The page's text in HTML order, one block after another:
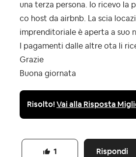
una terza persona. Io ricevo la
co host da airbnb. La scia
imprenditoriale è aperta a suo
I pagamenti dalle altre ota li
Grazie
Buona giornata
Risolto!Vai alla Risposta
Rispondi
1